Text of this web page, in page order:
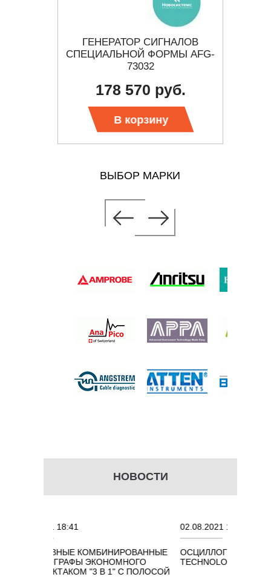
НОВОСТИ
КОМБИНИРОВАННЫЕ
ЭКОНОМНОГО
"3 В 1" С ПОЛОСОЙ
02.08.2021 18:41
ОСЦИЛЛОГРАФЫ KEYSIGHT
TECHNOLOGIES СЕРИИ UXR
ГЕНЕРАТОР СИГНАЛОВ
СПЕЦИАЛЬНОЙ ФОРМЫ AFG-
73032
178 570 руб.
В корзину
ВЫБОР МАРКИ